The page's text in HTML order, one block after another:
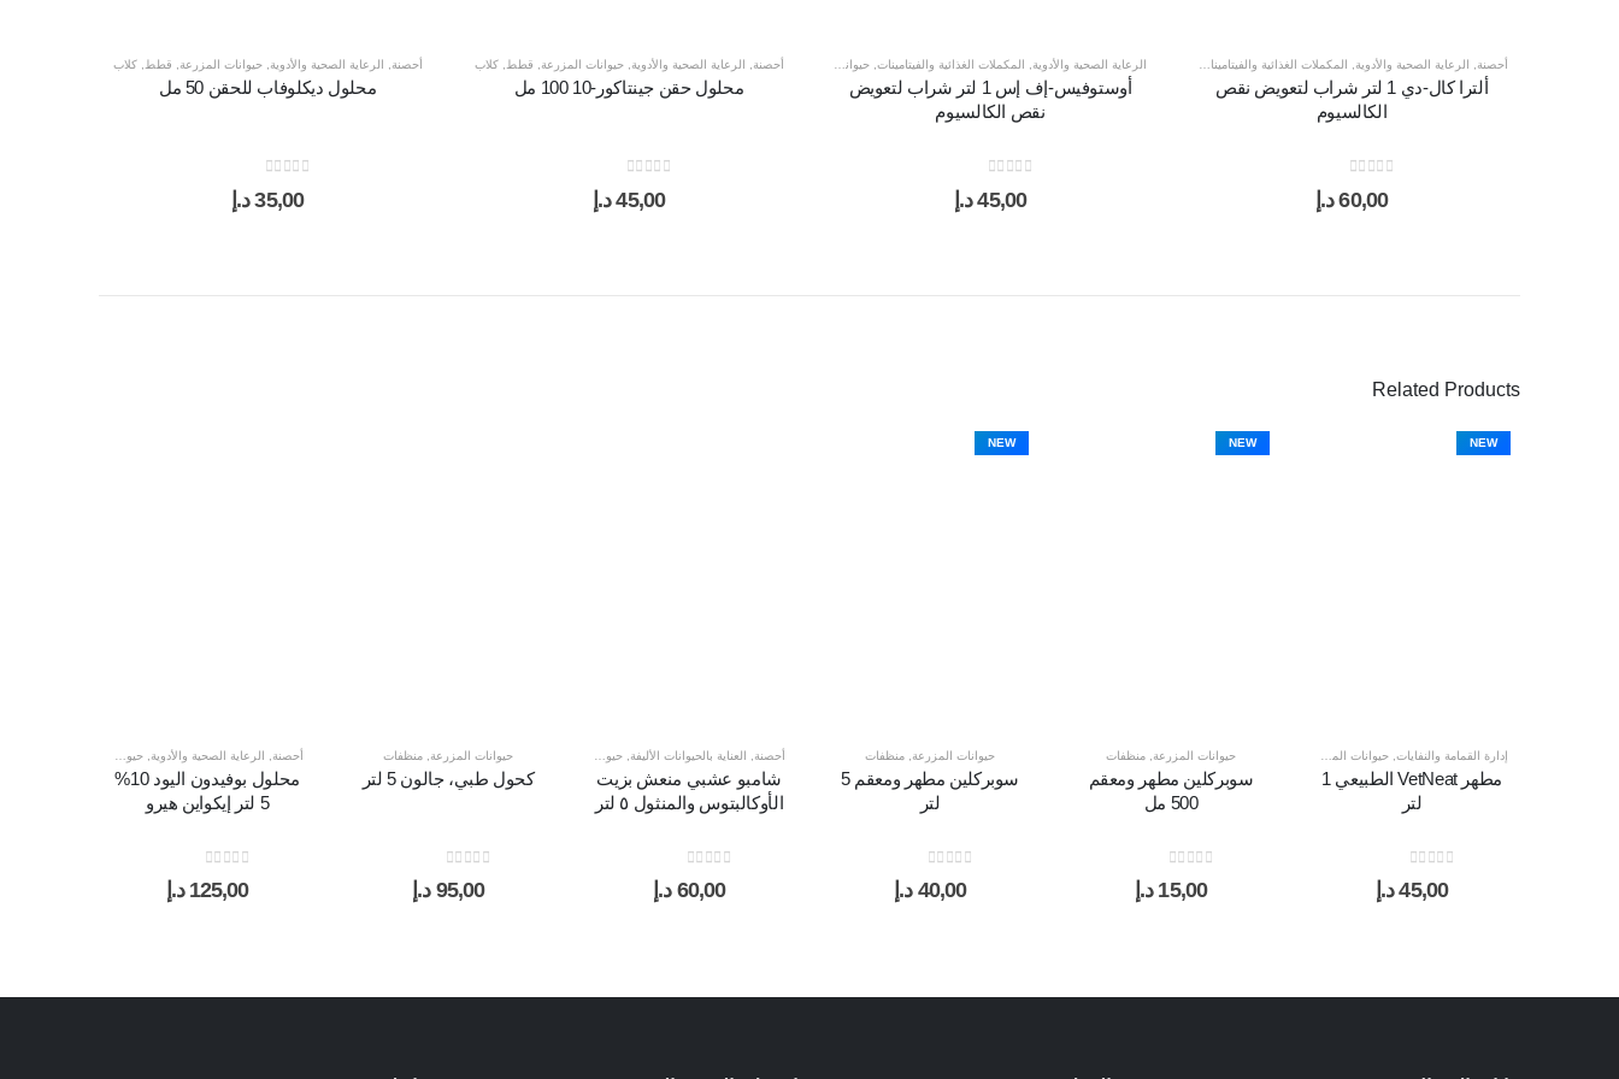
أحصنة, الرعاية الصحية والأدوية, المكملات الغذائية والفيتامينات حيوانات المزرعة ,طيور
ألترا كال-دي 1 لتر شراب لتعويض نقص
الكالسيوم
60,00 د.إ
الرعاية الصحية والأدوية, المكملات الغذائية والفيتامينات, حيوانات المزرعة ,طيور
أوستوفيس-إف إس 1 لتر شراب لتعويض
نقص الكالسيوم
45,00 د.إ
أحصنة, الرعاية الصحية والأدوية,حيوانات المزرعة, قطط,كلاب
محلول حقن جينتاكور-10 100 مل
45,00 د.إ
أحصنة, الرعاية الصحية والأدوية,حيوانات المزرعة, قطط,كلاب
محلول ديكلوفاب للحقن 50 مل
35,00 د.إ
Related Products
NEW
إدارة القمامة والنفايات حيوانات المزرعة
مطهر VetNeat الطبيعي 1
لتر
45,00 د.إ
NEW
حيوانات المزرعة منظفات
سوبركلين مطهر ومعقم
500 مل
15,00 د.إ
NEW
حيوانات المزرعة منظفات
سوبركلين مطهر ومعقم 5
لتر
40,00 د.إ
أحصنة العناية بالحيوانات الأليفة حيوانات المزرعة منظفات
شامبو عشبي منعش بزيت
الأوكالبتوس والمنثول ٥ لتر
60,00 د.إ
حيوانات المزرعة منظفات
كحول طبي، جالون 5 لتر
95,00 د.إ
أحصنة الرعاية الصحية والأدوية حيوانات المزرعة
محلول بوفيدون اليود 10%
5 لتر إيكواين هيرو
125,00 د.إ